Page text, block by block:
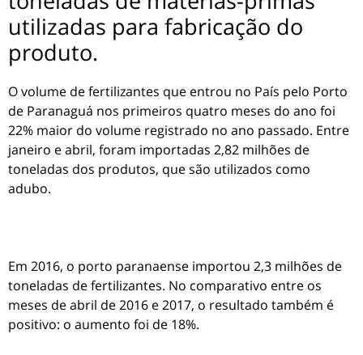
utilizadas para fabricação do
produto.
O volume de fertilizantes que entrou no País pelo Porto
de Paranaguá nos primeiros quatro meses do ano foi
22% maior do volume registrado no ano passado. Entre
janeiro e abril, foram importadas 2,82 milhões de
toneladas dos produtos, que são utilizados como
adubo.
Em 2016, o porto paranaense importou 2,3 milhões de
toneladas de fertilizantes. No comparativo entre os
meses de abril de 2016 e 2017, o resultado também é
positivo: o aumento foi de 18%.